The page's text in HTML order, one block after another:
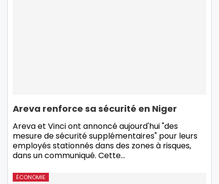
Areva renforce sa sécurité en Niger
Areva et Vinci ont annoncé aujourd'hui "des
mesure de sécurité supplémentaires" pour leurs
employés stationnés dans des zones à risques,
dans un communiqué. Cette…
ÉCONOMIE